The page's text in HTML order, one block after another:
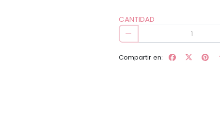
CANTIDAD
Compartir en: